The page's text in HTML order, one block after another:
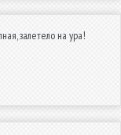
залетело на ура!